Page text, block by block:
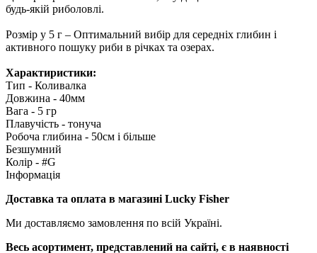
будь-якій риболовлі.
Розмір у 5 г – Оптимальний вибір для середніх глибин і
активного пошуку риби в річках та озерах.
Характиристики:
Тип - Коливалка
Довжина - 40мм
Вага - 5 гр
Плавучість - тонуча
Робоча глибина - 50см і більше
Безшумний
Колір - #G
Інформація
Доставка та оплата в магазині Lucky Fisher
Ми доставляємо замовлення по всій Україні.
Весь асортимент, представлений на сайті, є в наявності